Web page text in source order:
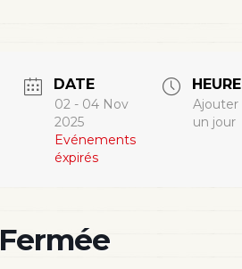
DATE
02 - 04 Nov
2025
Evénements
éxpirés
HEURE
Ajouter
un jour
Fermée